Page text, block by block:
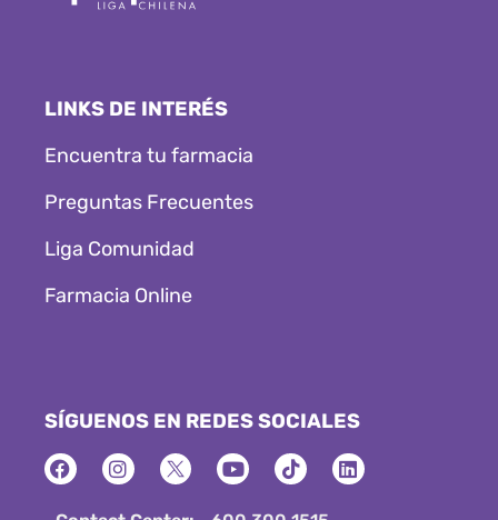
LINKS DE INTERÉS
Encuentra tu farmacia
Preguntas Frecuentes
Liga Comunidad
Farmacia Online
SÍGUENOS EN REDES SOCIALES